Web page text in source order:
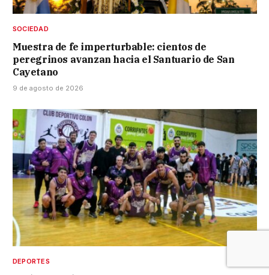
SOCIEDAD
Muestra de fe imperturbable: cientos de
peregrinos avanzan hacia el Santuario de San
Cayetano
9 de agosto de 2026
DEPORTES